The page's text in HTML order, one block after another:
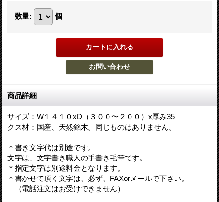
数量: 個
商品詳細
サイズ：W１４１０xD（３００〜２００）x厚み35
クス材：国産、天然銘木。同じものはありません。
＊書き文字代は別途です。
文字は、文字書き職人の手書き毛筆です。
＊指定文字は別途料金となります。
＊書かせて頂く文字は、必ず、FAXorメールで下さい。
（電話注文はお受けできません）